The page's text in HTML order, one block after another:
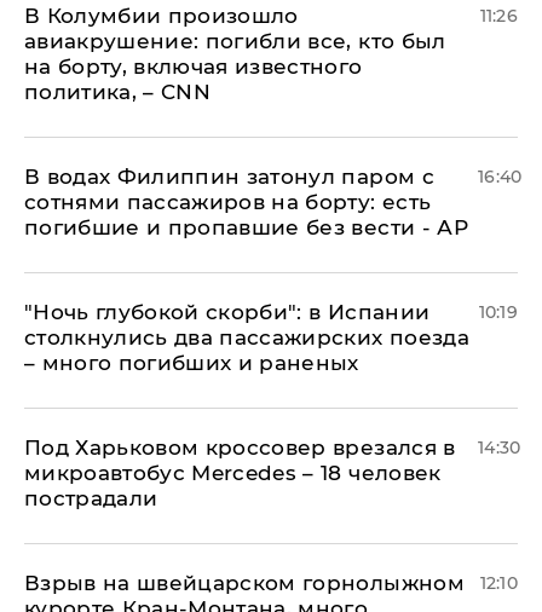
В Колумбии произошло
авиакрушение: погибли все, кто был
на борту, включая известного
политика, – CNN
11:26
В водах Филиппин затонул паром с
сотнями пассажиров на борту: есть
погибшие и пропавшие без вести - АР
16:40
"Ночь глубокой скорби": в Испании
столкнулись два пассажирских поезда
– много погибших и раненых
10:19
Под Харьковом кроссовер врезался в
микроавтобус Mercedes – 18 человек
пострадали
14:30
Взрыв на швейцарском горнолыжном
12:10